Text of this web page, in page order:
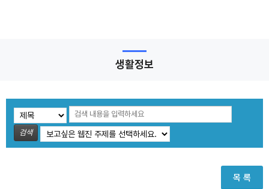
생활정보
검색
목 록